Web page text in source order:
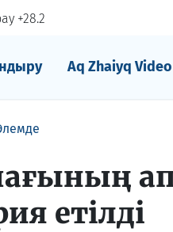
+28.2
Aq Zhaiyq Video
етілді